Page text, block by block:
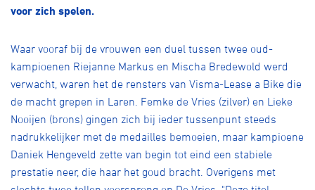
voor zich spelen.
Waar vooraf bij de vrouwen een duel tussen twee oud-
kampioenen Riejanne Markus en Mischa Bredewold werd
verwacht, waren het de rensters van Visma-Lease a Bike die
de macht grepen in Laren. Femke de Vries (zilver) en Lieke
Nooijen (brons) gingen zich bij ieder tussenpunt steeds
nadrukkelijker met de medailles bemoeien, maar kampioene
Daniek Hengeveld zette van begin tot eind een stabiele
prestatie neer, die haar het goud bracht. Overigens met